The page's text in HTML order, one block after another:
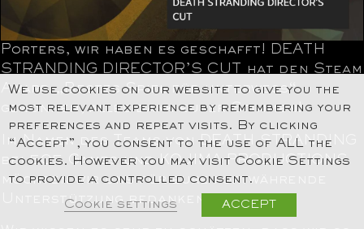
Porters, wir haben es geschafft! DEATH
STRANDING DIRECTOR’S CUT hat den Steam
Award „Bestes Spiel für unterwegs“
gewonnen, alles dank eurer Stimmen!
Im Namen des Teams von DEATH STRANDING
bei 505 Games und KOJIMA PRODUCTIONS
möchten wir uns für eure fortwährende
Unterstützung bedanken.
We use cookies on our website to give you the
most relevant experience by remembering your
preferences and repeat visits. By clicking
“Accept”, you consent to the use of ALL the
cookies. However you may visit Cookie Settings
to provide a controlled consent.
Cookie settings ACCEPT